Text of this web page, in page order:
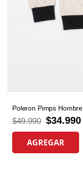
Poleron Pimps
$49.990 $34.990
AGREGAR